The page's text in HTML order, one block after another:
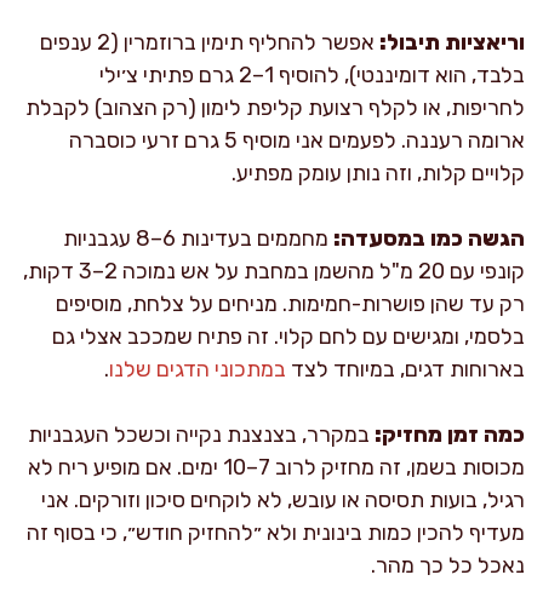
וריאציות תיבול:
אפשר להחליף תימין ברוזמרין (2 ענפים
בלבד, הוא דומיננטי), להוסיף 1–2 גרם פתיתי צ׳ילי
לחריפות, או לקלף רצועת קליפת לימון (רק הצהוב) לקבלת
ארומה רעננה. לפעמים אני מוסיף 5 גרם זרעי כוסברה
קלויים קלות, וזה נותן עומק מפתיע.
הגשה כמו במסעדה:
מחממים בעדינות 6–8 עגבניות
קונפי עם 20 מ"ל מהשמן במחבת על אש נמוכה 2–3 דקות,
רק עד שהן פושרות-חמימות. מניחים על צלחת, מוסיפים
בלסמי, ומגישים עם לחם קלוי. זה פתיח שמככב אצלי גם
בארוחות דגים, במיוחד לצד במתכוני הדגים שלנו.
כמה זמן מחזיק: במקרר, בצנצנת נקייה וכשכל העגבניות
מכוסות בשמן, זה מחזיק לרוב 7–10 ימים. אם מופיע ריח לא
רגיל, בועות תסיסה או עובש, לא לוקחים סיכון וזורקים. אני
מעדיף להכין כמות בינונית ולא ״להחזיק חודש״, כי בסוף זה
נאכל כל כך מהר.